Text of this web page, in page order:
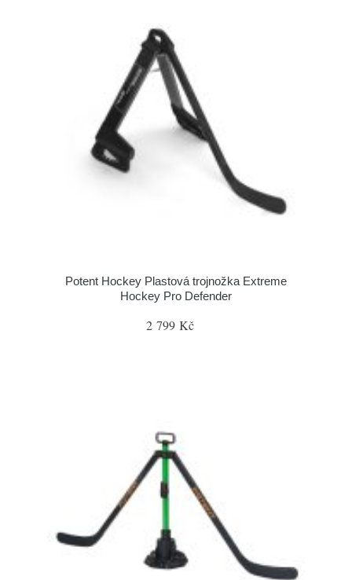
Potent Hockey Plastová trojnožka Extreme
Hockey Pro Defender
2 799 Kč